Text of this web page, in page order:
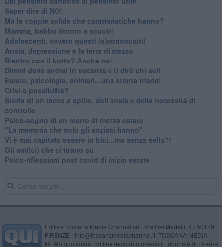
​Saper dire di NO!
​Ma le coppie solide che caratteristiche hanno?
​Mamma, babbo ritorno a scuola!
Adolescenti, ovvero questi (s)conosciuti!
Ansia, depressione e la terra di mezzo
​Rientro con il botto? Anche no!
Dimmi dove andrai in vacanza e ti dirò chi sei!
​Estate, psicologia, animali…una strana triade!
​Crisi o possibilità?
​Storia di un tacco a spillo, dell’ansia e della necessità di
controllo
​Psico-sogno di un teatro di mezza estate
"La memoria che solo gli anziani hanno"
​Vi è mai capitato essere in bici…ma senza sella?!
​Gli ami(ci) che ci tirano su
Psico-riflessioni post covid di inizio estate
Editore Toscana Media Channel srl - Via Dei Martelli, 8 - 50129
FIRENZE - info@toscanamediachannel.it. TOSCANA MEDIA
NEWS quotidiano on line registrato presso il Tribunale di Firenze